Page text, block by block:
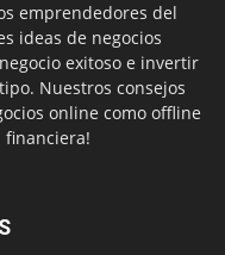
emprendedores del
ideas de negocios
exitoso e invertir
Nuestros consejos
online como offline
financiera!